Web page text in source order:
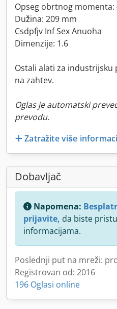
Opseg obrtnog momenta:
Dužina: 209 mm
Csdpfjv Inf Sex Anuoha
Dimenzije: 1.6
Ostali alati za
na zahtev.
Oglas je automatski
prevodu.
Zatražite više
Dobavljač
Napomena:
prijavite, da biste
informacijama.
Poslednji put na mreži:
Registrovan od: 2016
196 Oglasi online